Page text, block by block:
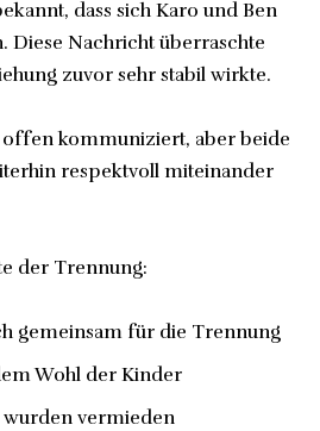
dass sich Karo und Ben
Diese Nachricht überraschte
zuvor sehr stabil wirkte.
kommuniziert, aber beide
respektvoll miteinander
der Trennung:
gemeinsam für die Trennung
Wohl der Kinder
vermieden